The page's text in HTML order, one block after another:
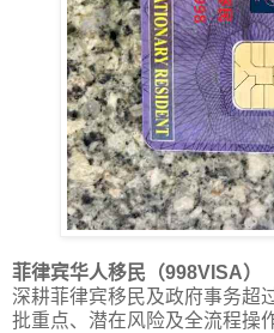
菲律宾华人移民（998VISA）
深耕菲律宾移民及政府事务超
批重点、潜在风险及全流程操